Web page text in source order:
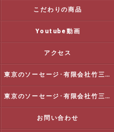
こだわりの商品
Youtube動画
アクセス
東京のソーセージ･有限会社竹三商店の口コミ情報
東京のソーセージ･有限会社竹三商店のお客様の声
お問い合わせ